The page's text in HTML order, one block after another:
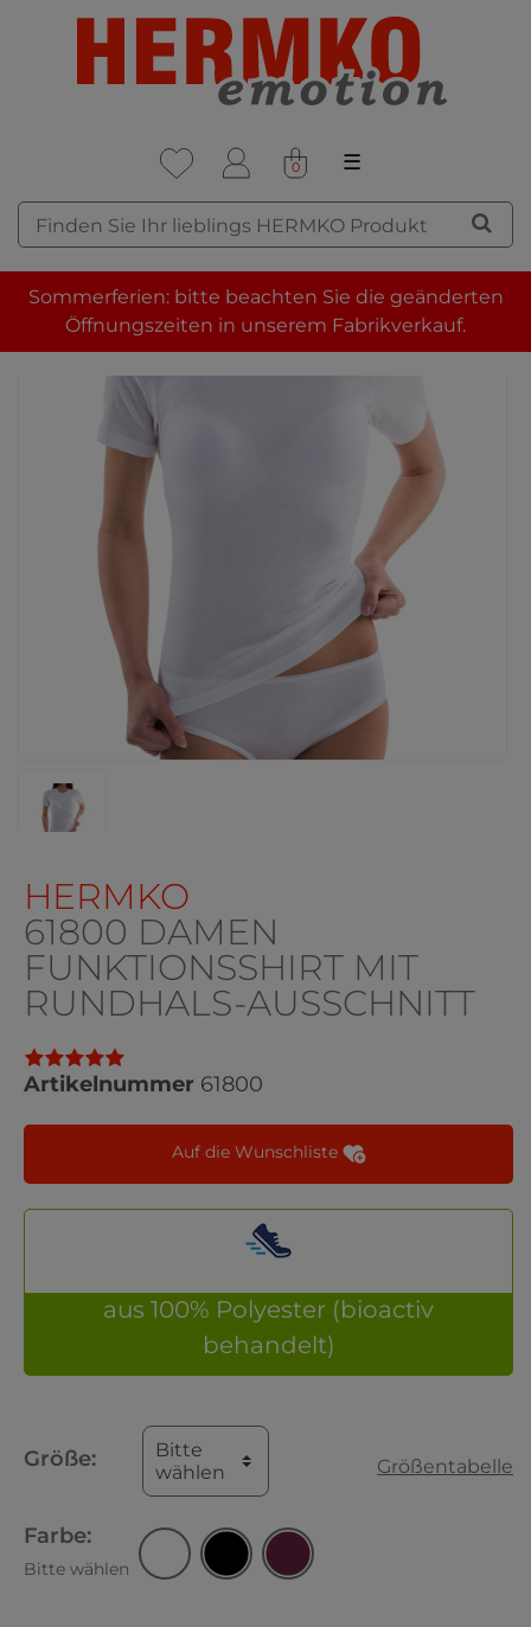
0 ☰
Sommerferien: bitte beachten Sie die geänderten
Öffnungszeiten in unserem Fabrikverkauf.
HERMKO
61800 DAMEN
FUNKTIONSSHIRT MIT
RUNDHALS-AUSSCHNITT
Artikelnummer 61800
Auf die Wunschliste
aus 100% Polyester (bioactiv
behandelt)
Größe:
Bitte
wählen
Größentabelle
Farbe:
Bitte wählen